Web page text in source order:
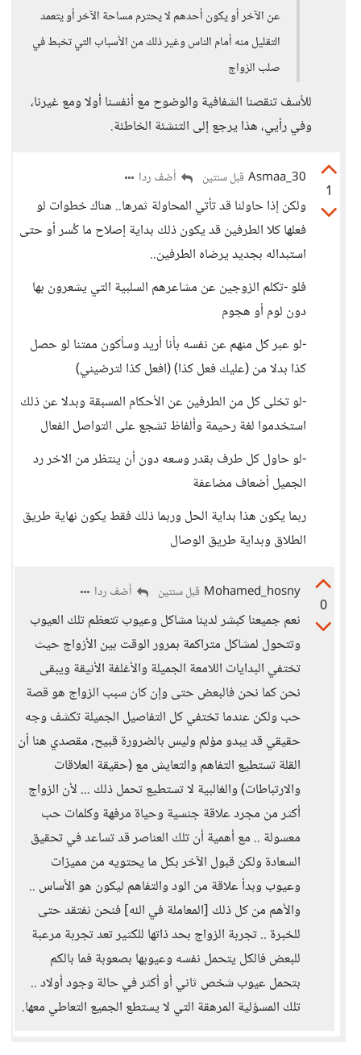
عن الآخر أو يكون أحدهم لا يحترم مساحة الآخر أو يتعمد
التقليل منه أمام الناس وغير ذلك من الأسباب التي تخبط في
صلب الزواج
للأسف تنقصنا الشفافية والوضوح مع أنفسنا أولا ومع غيرنا،
وفي رأيي، هذا يرجع إلى التنشئة الخاطئة.
1
Asmaa_30 قبل سنتين أضف ردا
ولكن إذا حاولنا قد تأتي المحاولة ثمرها.. هناك خطوات لو
فعلها كلا الطرفين قد يكون ذلك بداية إصلاح ما كُسر أو حتى
استبداله بجديد يرضاه الطرفين..
فلو -تكلم الزوجين عن مشاعرهم السلبية التي يشعرون بها
دون لوم أو هجوم
-لو عبر كل منهم عن نفسه بأنا أريد وسأكون ممتنا لو حصل
كذا بدلا من (عليك فعل كذا) (افعل كذا لترضيني)
-لو تخلى كل من الطرفين عن الأحكام المسبقة وبدلا عن ذلك
استخدموا لغة رحيمة وألفاظ تشجع على التواصل الفعال
-لو حاول كل طرف بقدر وسعه دون أن ينتظر من الاخر رد
الجميل أضعاف مضاعفة
ربما يكون هذا بداية الحل وربما ذلك فقط يكون نهاية طريق
الطلاق وبداية طريق الوصال
0
Mohamed_hosny قبل سنتين أضف ردا
نعم جميعنا كبشر لدينا مشاكل وعيوب تتعظم تلك العيوب
وتتحول لمشاكل متراكمة بمرور الوقت بين الأزواج حيث
تختفي البدايات اللامعة الجميلة والأغلفة الأنيقة ويبقى
نحن كما نحن فالبعض حتى وإن كان سبب الزواج هو قصة
حب ولكن عندما تختفي كل التفاصيل الجميلة تكشف وجه
حقيقي قد يبدو مؤلم وليس بالضرورة قبيح، مقصدي هنا أن
القلة تستطيع التفاهم والتعايش مع (حقيقة العلاقات
والارتباطات) والغالبية لا تستطيع تحمل ذلك ... لأن الزواج
أكثر من مجرد علاقة جنسية وحياة مرفهة وكلمات حب
معسولة .. مع أهمية أن تلك العناصر قد تساعد في تحقيق
السعادة ولكن قبول الآخر بكل ما يحتويه من مميزات
وعيوب وبدأ علاقة من الود والتفاهم ليكون هو الأساس ..
والأهم من كل ذلك [المعاملة في الله] فنحن نفتقد حتى
للخبرة .. تجربة الزواج بحد ذاتها للكثير تعد تجربة مرعبة
للبعض فالكل يتحمل نفسه وعيوبها بصعوبة فما بالكم
بتحمل عيوب شخص ثاني أو أكثر في حالة وجود أولاد ..
تلك المسؤلية المرهقة التي لا يستطع الجميع التعاطي معها.